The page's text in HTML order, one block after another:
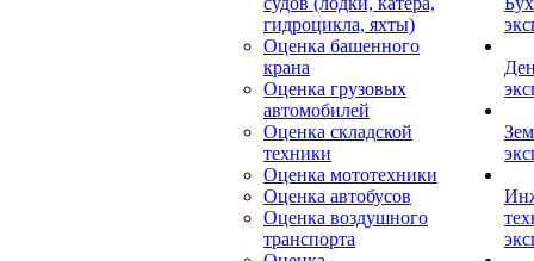
гидроцикла, яхты)
Оценка башенного
крана
Оценка грузовых
автомобилей
Оценка складской
техники
Оценка мототехники
Оценка автобусов
Оценка воздушного
транспорта